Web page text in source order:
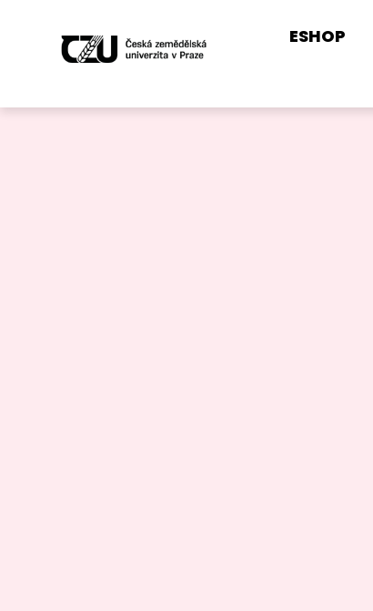
ESHOP